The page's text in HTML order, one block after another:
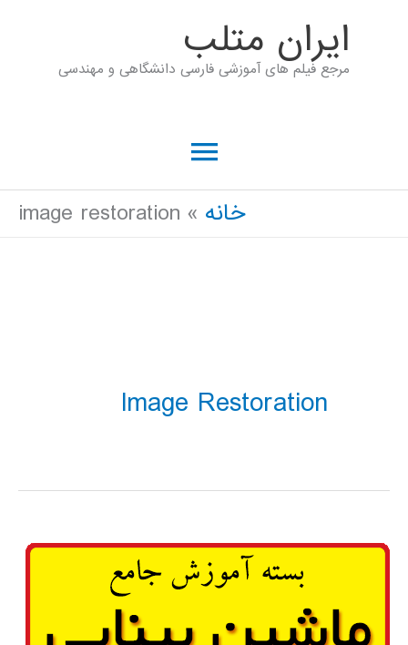
ايران متلب
مرجع فیلم های آموزشی فارسی دانشگاهی و مهندسی
فهرست
اصلیخانه image restoration
Image Restoration